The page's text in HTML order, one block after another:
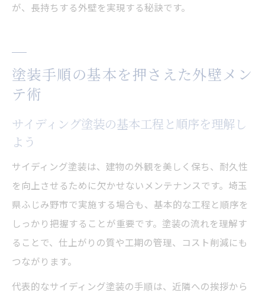
が、長持ちする外壁を実現する秘訣です。
塗装手順の基本を押さえた外壁メン
テ術
サイディング塗装の基本工程と順序を理解し
よう
サイディング塗装は、建物の外観を美しく保ち、耐久性
を向上させるために欠かせないメンテナンスです。埼玉
県ふじみ野市で実施する場合も、基本的な工程と順序を
しっかり把握することが重要です。塗装の流れを理解す
ることで、仕上がりの質や工期の管理、コスト削減にも
つながります。
代表的なサイディング塗装の手順は、近隣への挨拶から